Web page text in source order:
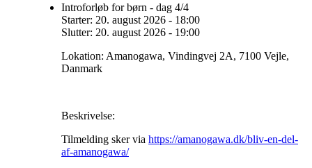
Introforløb for børn - dag 4/4
Starter: 20. august 2026 - 18:00
Slutter: 20. august 2026 - 19:00
Lokation: Amanogawa, Vindingvej 2A, 7100 Vejle,
Danmark
Beskrivelse:
Tilmelding sker via https://amanogawa.dk/bliv-en-del-
af-amanogawa/